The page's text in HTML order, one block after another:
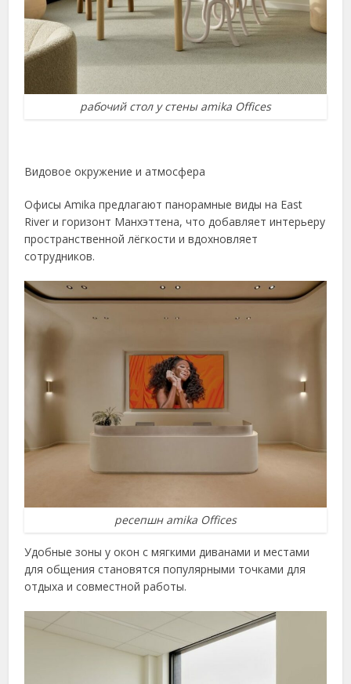
рабочий стол у стены amika Offices
Видовое окружение и атмосфера
Офисы Amika предлагают панорамные виды на East
River и горизонт Манхэттена, что добавляет интерьеру
пространственной лёгкости и вдохновляет
сотрудников.
ресепшн amika Offices
Удобные зоны у окон с мягкими диванами и местами
для общения становятся популярными точками для
отдыха и совместной работы.